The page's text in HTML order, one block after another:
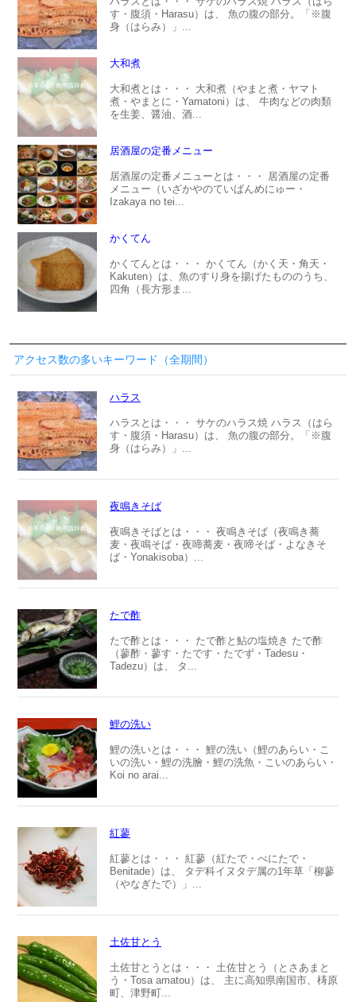
す・腹須・Harasu）は、 魚の腹の部分。「※腹
身（はらみ）」...
大和煮
大和煮とは・・・ 大和煮（やまと煮・ヤマト
煮・やまとに・Yamatoni）は、 牛肉などの肉類
を生姜、醤油、酒...
居酒屋の定番メニュー
居酒屋の定番メニューとは・・・ 居酒屋の定番
メニュー（いざかやのていばんめにゅー・
Izakaya no tei...
かくてん
かくてんとは・・・ かくてん（かく天・角天・
Kakuten）は、魚のすり身を揚げたもののうち、
四角（長方形ま...
アクセス数の多いキーワード（全期間）
ハラス
ハラスとは・・・ サケのハラス焼 ハラス（はら
す・腹須・Harasu）は、 魚の腹の部分。「※腹
身（はらみ）」...
夜鳴きそば
夜鳴きそばとは・・・ 夜鳴きそば（夜鳴き蕎
麦・夜鳴そば・夜啼蕎麦・夜啼そば・よなきそ
ば・Yonakisoba）...
たで酢
たで酢とは・・・ たで酢と鮎の塩焼き たで酢
（蓼酢・蓼す・たです・たでず・Tadesu・
Tadezu）は、 タ...
鯉の洗い
鯉の洗いとは・・・ 鯉の洗い（鯉のあらい・こ
いの洗い・鯉の洗膾・鯉の洗魚・こいのあらい・
Koi no arai...
紅蓼
紅蓼とは・・・ 紅蓼（紅たで・べにたで・
Benitade）は、 タデ科イヌタデ属の1年草「柳蓼
（やなぎたで）」...
土佐甘とう
土佐甘とうとは・・・ 土佐甘とう（とさあまと
う・Tosa amatou）は、 主に高知県南国市、梼原
町、津野町...